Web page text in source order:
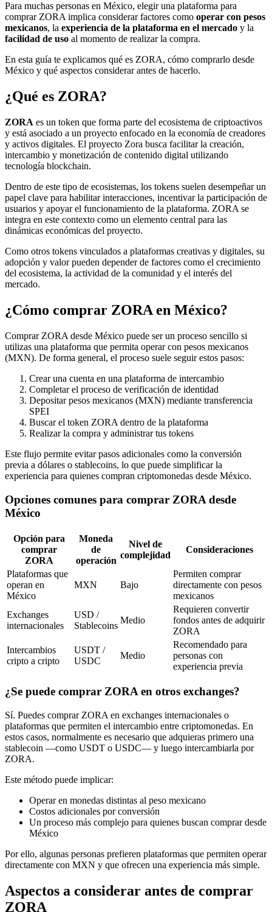
Para muchas personas en México, elegir una plataforma para
comprar ZORA implica considerar factores como operar con pesos
mexicanos, la experiencia de la plataforma en el mercado y la
facilidad de uso al momento de realizar la compra.
En esta guía te explicamos qué es ZORA, cómo comprarlo desde
México y qué aspectos considerar antes de hacerlo.
¿Qué es ZORA?
ZORA es un token que forma parte del ecosistema de criptoactivos
y está asociado a un proyecto enfocado en la economía de creadores
y activos digitales. El proyecto Zora busca facilitar la creación,
intercambio y monetización de contenido digital utilizando
tecnología blockchain.
Dentro de este tipo de ecosistemas, los tokens suelen desempeñar un
papel clave para habilitar interacciones, incentivar la participación de
usuarios y apoyar el funcionamiento de la plataforma. ZORA se
integra en este contexto como un elemento central para las
dinámicas económicas del proyecto.
Como otros tokens vinculados a plataformas creativas y digitales, su
adopción y valor pueden depender de factores como el crecimiento
del ecosistema, la actividad de la comunidad y el interés del
mercado.
¿Cómo comprar ZORA en México?
Comprar ZORA desde México puede ser un proceso sencillo si
utilizas una plataforma que permita operar con pesos mexicanos
(MXN). De forma general, el proceso suele seguir estos pasos:
Crear una cuenta en una plataforma de intercambio
Completar el proceso de verificación de identidad
Depositar pesos mexicanos (MXN) mediante transferencia
SPEI
Buscar el token ZORA dentro de la plataforma
Realizar la compra y administrar tus tokens
Este flujo permite evitar pasos adicionales como la conversión
previa a dólares o stablecoins, lo que puede simplificar la
experiencia para quienes compran criptomonedas desde México.
Opciones comunes para comprar ZORA desde
México
Opción para
comprar
ZORA
Moneda
de
operación
Nivel de
complejidad
Consideraciones
Plataformas que
operan en
México
MXN Bajo
Permiten comprar
directamente con pesos
mexicanos
Exchanges
internacionales
USD /
Stablecoins
Medio
Requieren convertir
fondos antes de adquirir
ZORA
Intercambios
cripto a cripto
USDT /
USDC
Medio
Recomendado para
personas con
experiencia previa
¿Se puede comprar ZORA en otros exchanges?
Sí. Puedes comprar ZORA en exchanges internacionales o
plataformas que permiten el intercambio entre criptomonedas. En
estos casos, normalmente es necesario que adquieras primero una
stablecoin —como USDT o USDC— y luego intercambiarla por
ZORA.
Este método puede implicar:
Operar en monedas distintas al peso mexicano
Costos adicionales por conversión
Un proceso más complejo para quienes buscan comprar desde
México
Por ello, algunas personas prefieren plataformas que permiten operar
directamente con MXN y que ofrecen una experiencia más simple.
Aspectos a considerar antes de comprar
ZORA